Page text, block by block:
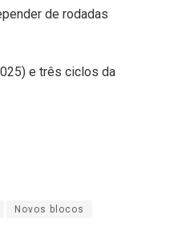
de rodadas
e três ciclos da
Novos blocos